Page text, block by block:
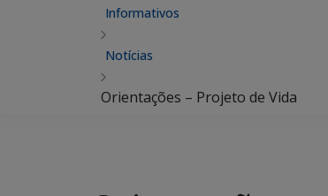
Informativos
Notícias
Orientações – Projeto de Vida